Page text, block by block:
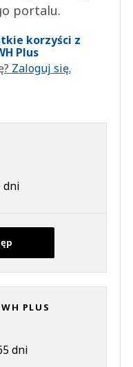
portalu.
korzyści z
Plus
Zaloguj się.
dni
PLUS
dni